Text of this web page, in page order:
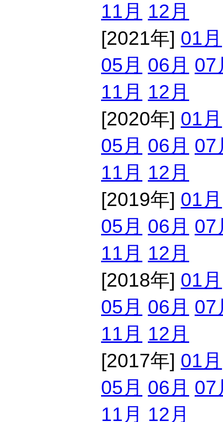
11月 12月
[2021年] 01月
05月 06月 07
11月 12月
[2020年] 01月
05月 06月 07
11月 12月
[2019年] 01月
05月 06月 07
11月 12月
[2018年] 01月
05月 06月 07
11月 12月
[2017年] 01月
05月 06月 07
11月 12月